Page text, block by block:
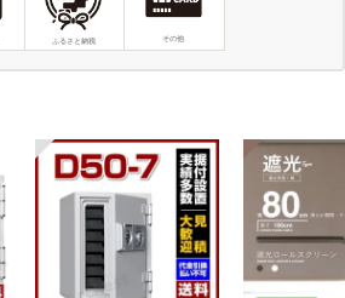
ふるさと納税 その他